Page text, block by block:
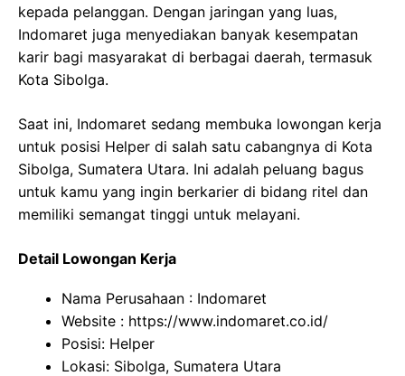
kepada pelanggan. Dengan jaringan yang luas,
Indomaret juga menyediakan banyak kesempatan
karir bagi masyarakat di berbagai daerah, termasuk
Kota Sibolga.
Saat ini, Indomaret sedang membuka lowongan kerja
untuk posisi Helper di salah satu cabangnya di Kota
Sibolga, Sumatera Utara. Ini adalah peluang bagus
untuk kamu yang ingin berkarier di bidang ritel dan
memiliki semangat tinggi untuk melayani.
Detail Lowongan Kerja
Nama Perusahaan : Indomaret
Website : https://www.indomaret.co.id/
Posisi: Helper
Lokasi: Sibolga, Sumatera Utara